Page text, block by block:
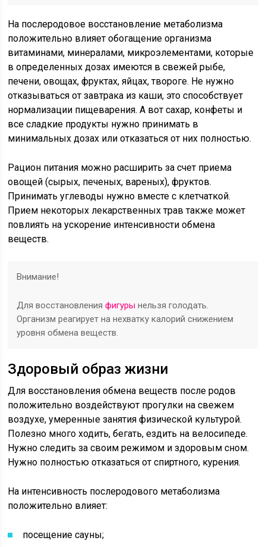
На послеродовое восстановление метаболизма
положительно влияет обогащение организма
витаминами, минералами, микроэлементами, которые
в определенных дозах имеются в свежей рыбе,
печени, овощах, фруктах, яйцах, твороге. Не нужно
отказываться от завтрака из каши, это способствует
нормализации пищеварения. А вот сахар, конфеты и
все сладкие продукты нужно принимать в
минимальных дозах или отказаться от них полностью.
Рацион питания можно расширить за счет приема
овощей (сырых, печеных, вареных), фруктов.
Принимать углеводы нужно вместе с клетчаткой.
Прием некоторых лекарственных трав также может
повлиять на ускорение интенсивности обмена
веществ.
Внимание!
Для восстановленияфигуры нельзя голодать.
Организм реагирует на нехватку калорий снижением
уровня обмена веществ.
Здоровый образ жизни
Для восстановления обмена веществ после родов
положительно воздействуют прогулки на свежем
воздухе, умеренные занятия физической культурой.
Полезно много ходить, бегать, ездить на велосипеде.
Нужно следить за своим режимом и здоровым сном.
Нужно полностью отказаться от спиртного, курения.
На интенсивность послеродового метаболизма
положительно влияет:
посещение сауны;